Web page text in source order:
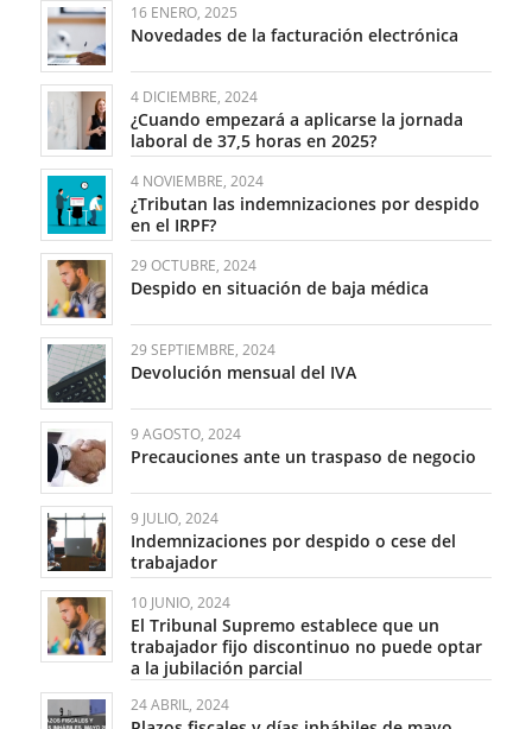
16 ENERO, 2025
Novedades de la facturación electrónica
4 DICIEMBRE, 2024
¿Cuando empezará a aplicarse la jornada
laboral de 37,5 horas en 2025?
4 NOVIEMBRE, 2024
¿Tributan las indemnizaciones por despido
en el IRPF?
29 OCTUBRE, 2024
Despido en situación de baja médica
29 SEPTIEMBRE, 2024
Devolución mensual del IVA
9 AGOSTO, 2024
Precauciones ante un traspaso de negocio
9 JULIO, 2024
Indemnizaciones por despido o cese del
trabajador
10 JUNIO, 2024
El Tribunal Supremo establece que un
trabajador fijo discontinuo no puede optar
a la jubilación parcial
24 ABRIL, 2024